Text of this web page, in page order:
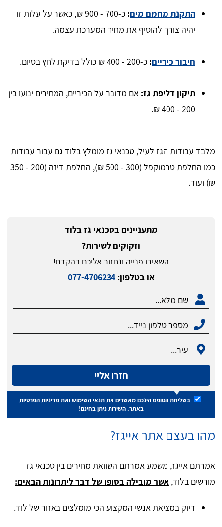
התקנת מחמם מים:
כ-700 - 900 ₪, כאשר על עלות זו
יהיה צורך להוסיף את מחיר המערכת עצמה.
חיבור כיריים: כ-200 - 400 ₪ כולל בדיקת לחץ בסיום.
תיקון דליפת גז: אם מדובר על הכיריים, המחירים ינועו בין
200 - 400 ₪.
מלבד עבודות הגז לעיל, טכנאי גז מומלץ בלוד גם עבור עבודות
כמו החלפת טרמוקפל (300 - 500 ₪), החלפת דיזה (200 - 350
₪) ועוד.
מתעניינים בטכנאי גז בלוד
וזקוקים לשירות?
השאירו פנייה ונחזור אליכם בהקדם!
או בטלפון:077-4706234
חזרו אליי
בשליחת הטופס הינכם מאשרים אתתנאי השימושואתמדיניות הפרטיות
באתר. השירות ניתן בחינם!
מהו בעצם אתר אייגז?
אמרתם אייגז, משמע אמרתם השוואת מחירים בין טכנאי גז
מורשים בלוד, אשר מובילה בסופו של דבר ליתרונות הבאים:
דיוק במציאת אנשי המקצוע הכי מומלצים באזור של לוד.